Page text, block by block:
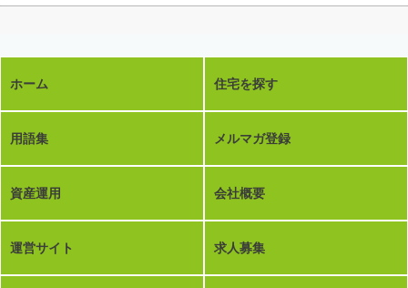
ホーム 住宅を探す
用語集 メルマガ登録
資産運用 会社概要
運営サイト 求人募集